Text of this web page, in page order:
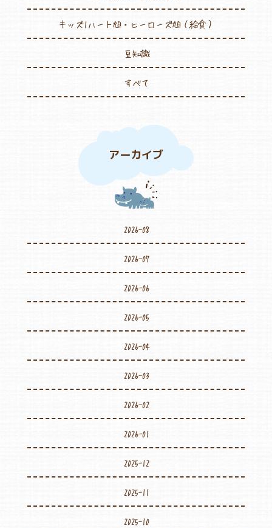
キッズ1ハート旭・ヒーローズ旭（給食）
豆知識
すべて
アーカイブ
2026-08
2026-07
2026-06
2026-05
2026-04
2026-03
2026-02
2026-01
2025-12
2025-11
2025-10